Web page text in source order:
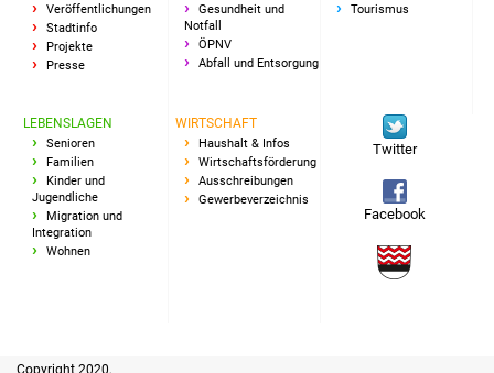
Veröffentlichungen
Stadtinfo
Projekte
Presse
Gesundheit und
Notfall
ÖPNV
Abfall und Entsorgung
Tourismus
LEBENSLAGEN
Senioren
Familien
Kinder und
Jugendliche
Migration und
Integration
Wohnen
WIRTSCHAFT
Haushalt & Infos
Wirtschaftsförderung
Ausschreibungen
Gewerbeverzeichnis
Twitter
Facebook
Copyright 2020,